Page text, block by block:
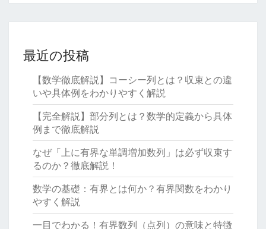
最近の投稿
【数学徹底解説】コーシー列とは？収束との違
いや具体例をわかりやすく解説
【完全解説】部分列とは？数学的定義から具体
例まで徹底解説
なぜ「上に有界な単調増加数列」は必ず収束す
るのか？徹底解説！
数学の基礎：有界とは何か？有界関数をわかり
やすく解説
一目でわかる！有界数列（点列）の意味と特徴